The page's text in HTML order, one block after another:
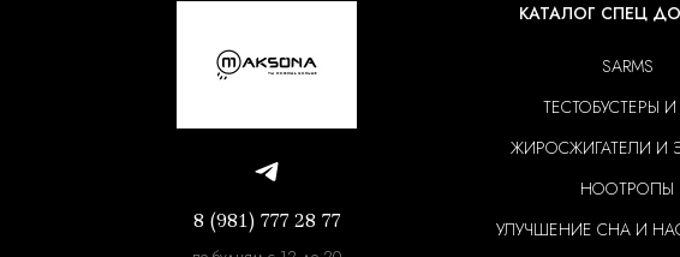
8 (981) 777 28 77
КАТАЛОГ СПЕЦ
SARMS
ТЕСТОБУСТЕРЫ
ЖИРОСЖИГАТЕЛИ И
НООТРОПЫ
УЛУЧШЕНИЕ СНА И